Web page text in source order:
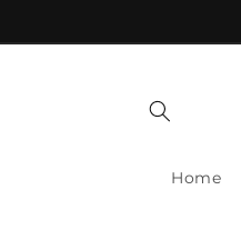
ai contenuti
Home